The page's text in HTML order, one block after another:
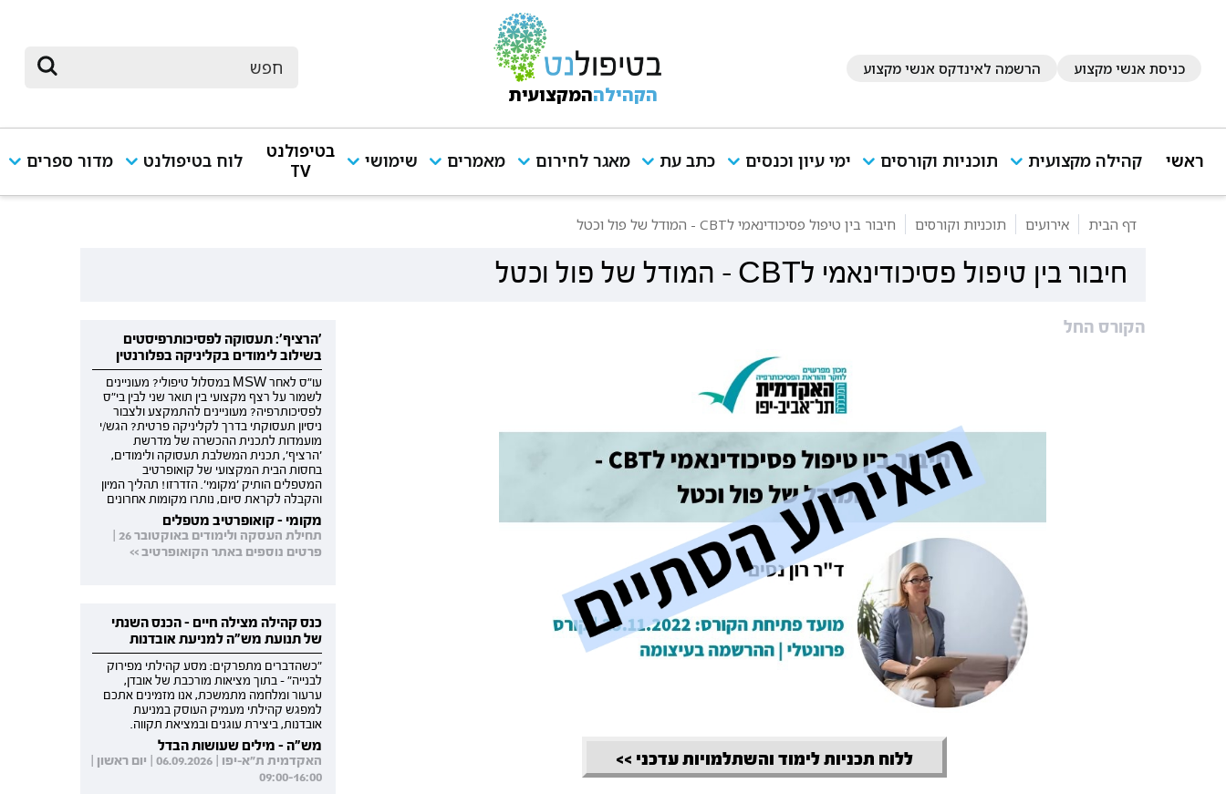
כניסת אנשי מקצוע הרשמה לאינדקס אנשי מקצוע
הקהילההמקצועית
ראשי קהילה מקצועית תוכניות וקורסים ימי עיון וכנסים כתב עת מאגר לחירום מאמרים שימושי
בטיפולנט
TV
לוח בטיפולנט מדור ספרים
דף הבית אירועים תוכניות וקורסים חיבור בין טיפול פסיכודינאמי לCBT - המודל של פול וכטל
חיבור בין טיפול פסיכודינאמי לCBT - המודל של פול וכטל
הקורס החל
ללוח תכניות לימוד והשתלמויות עדכני >>
'הרציף': תעסוקה לפסיכותרפיסטים
בשילוב לימודים בקליניקה בפלורנטין
עו"ס לאחר MSW במסלול טיפולי? מעוניינים
לשמור על רצף מקצועי בין תואר שני לבין בי"ס
לפסיכותרפיה? מעוניינים להתמקצע ולצבור
ניסיון תעסוקתי בדרך לקליניקה פרטית? הגש/י
מועמדות לתכנית ההכשרה של מדרשת
'הרציף', תכנית המשלבת תעסוקה ולימודים,
בחסות הבית המקצועי של קואופרטיב
המטפלים הותיק 'מקומי'. הזדרזו! תהליך המיון
והקבלה לקראת סיום, נותרו מקומות אחרונים
מקומי - קואופרטיב מטפלים
תחילת העסקה ולימודים באוקטובר 26 |
פרטים נוספים באתר הקואופרטיב >>
כנס קהילה מצילה חיים - הכנס השנתי
של תנועת מש"ה למניעת אובדנות
"כשהדברים מתפרקים: מסע קהילתי מפירוק
לבנייה" - בתוך מציאות מורכבת של אובדן,
ערעור ומלחמה מתמשכת, אנו מזמינים אתכם
למפגש קהילתי מעמיק העוסק במניעת
אובדנות, ביצירת עוגנים ובמציאת תקווה.
מש"ה - מילים שעושות הבדל
האקדמית ת"א-יפו | 06.09.2026 | יום ראשון |
09:00-16:00